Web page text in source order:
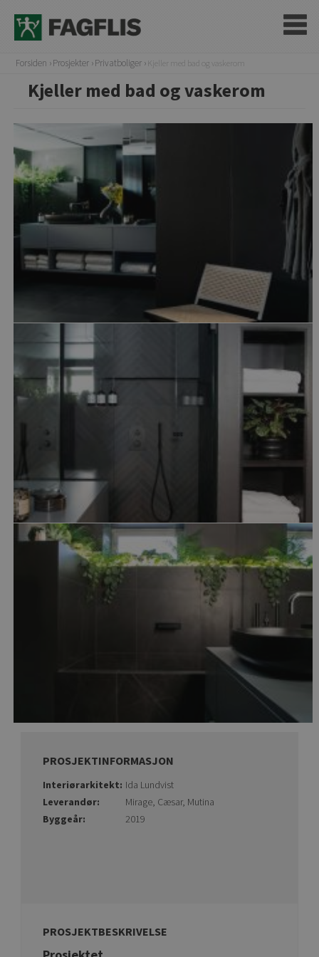
Forsiden Prosjekter Privatboliger Kjeller med bad og vaskerom
Kjeller med bad og vaskerom
PROSJEKTINFORMASJON
Interiørarkitekt: Ida Lundvist
Leverandør:
Mirage, Cæsar, Mutina
Byggeår:
2019
PROSJEKTBESKRIVELSE